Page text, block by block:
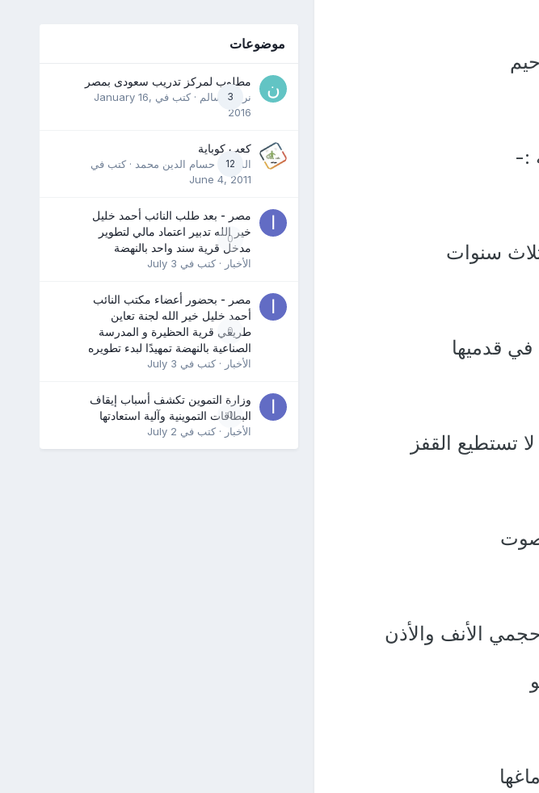
:-
سنوات
قدميها
تستطيع القفز
صوت
حجمي الأنف والأذن
موضوعات
3
مطلوب لمركز تدريب سعودى بمصر
نرمين سالم · كتب في January 16,
2016
12
كعب كوباية
المدرب حسام الدين محمد · كتب في
June 4, 2011
0
مصر - بعد طلب النائب أحمد خليل
خير الله تدبير اعتماد مالي لتطوير
مدخل قرية سند واحد بالنهضة
الأخبار · كتب في July 3
0
مصر - بحضور أعضاء مكتب النائب
أحمد خليل خير الله لجنة تعاين
طريقي قرية الحظيرة و المدرسة
الصناعية بالنهضة تمهيدًا لبدء تطويره
الأخبار · كتب في July 3
0
وزارة التموين تكشف أسباب إيقاف
البطاقات التموينية وآلية استعادتها
الأخبار · كتب في July 2